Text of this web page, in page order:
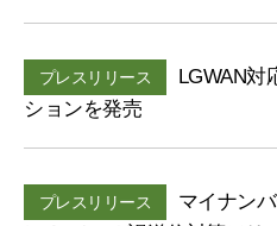
プレスリリース
LGWAN対
ションを発売
プレスリリース
マイナン